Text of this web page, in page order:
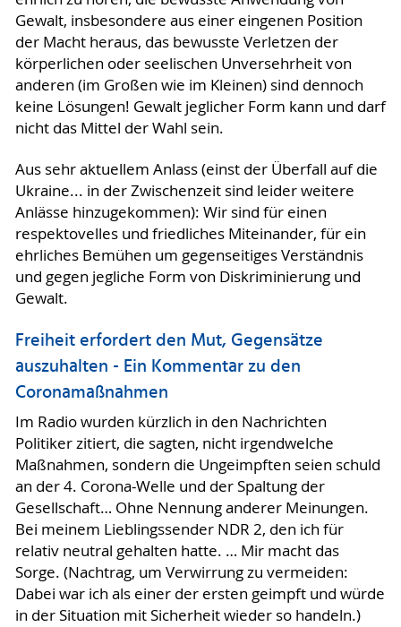
Gewalt, insbesondere aus einer eingenen Position
der Macht heraus, das bewusste Verletzen der
körperlichen oder seelischen Unversehrheit von
anderen (im Großen wie im Kleinen) sind dennoch
keine Lösungen! Gewalt jeglicher Form kann und darf
nicht das Mittel der Wahl sein.
Aus sehr aktuellem Anlass (einst der Überfall auf die
Ukraine... in der Zwischenzeit sind leider weitere
Anlässe hinzugekommen): Wir sind für einen
respektovelles und friedliches Miteinander, für ein
ehrliches Bemühen um gegenseitiges Verständnis
und gegen jegliche Form von Diskriminierung und
Gewalt.
Freiheit erfordert den Mut, Gegensätze
auszuhalten - Ein Kommentar zu den
Coronamaßnahmen
Im Radio wurden kürzlich in den Nachrichten
Politiker zitiert, die sagten, nicht irgendwelche
Maßnahmen, sondern die Ungeimpften seien schuld
an der 4. Corona-Welle und der Spaltung der
Gesellschaft… Ohne Nennung anderer Meinungen.
Bei meinem Lieblingssender NDR 2, den ich für
relativ neutral gehalten hatte. … Mir macht das
Sorge. (Nachtrag, um Verwirrung zu vermeiden:
Dabei war ich als einer der ersten geimpft und würde
in der Situation mit Sicherheit wieder so handeln.)